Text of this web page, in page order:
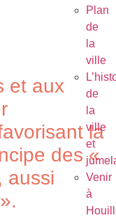
Plan
de
la
ville
de
la
ville
et
Venir
à
et aux
la
des «
aussi